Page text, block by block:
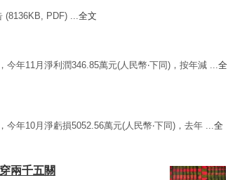
(8136KB, PDF) ...全文
今年11月淨利潤346.85萬元(人民幣‧下同)，按年減 ...全
今年10月淨虧損5052.56萬元(人民幣‧下同)，去年 ...全
兩千五關